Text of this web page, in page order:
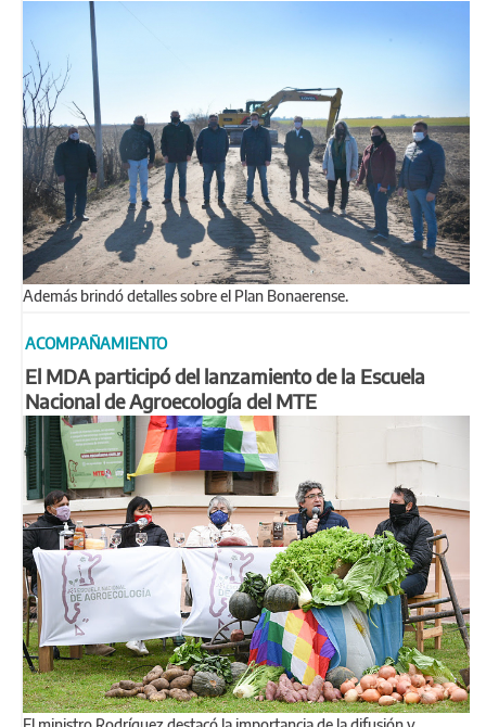
Además brindó detalles sobre el Plan Bonaerense.
ACOMPAÑAMIENTO
El MDA participó del lanzamiento de la Escuela
Nacional de Agroecología del MTE